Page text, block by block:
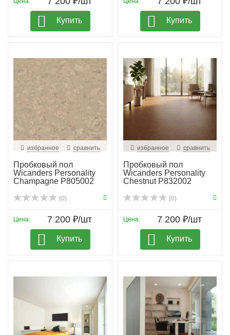
Купить Купить
избранное сравнить
Пробковый пол
Wicanders Personality
Champagne P805002
(0)
Цена: 7 200 ₽/шт
Купить
избранное сравнить
Пробковый пол
Wicanders Personality
Chestnut P832002
(0)
Цена: 7 200 ₽/шт
Купить